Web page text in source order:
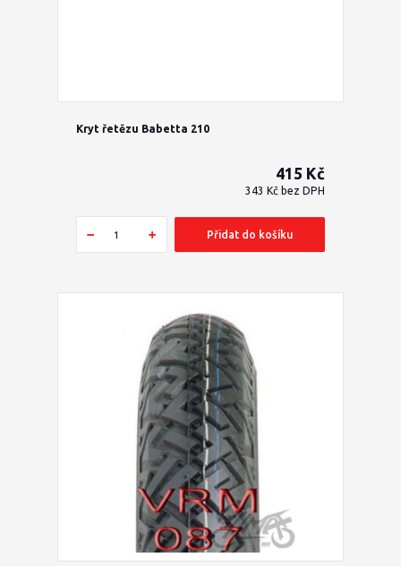
Kryt řetězu Babetta 210
415 Kč
343 Kč bez DPH
Přidat do košíku